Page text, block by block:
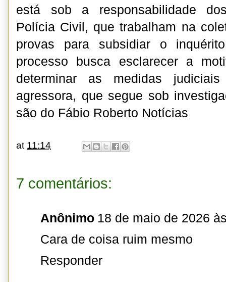
está sob a responsabilidade
Polícia Civil, que trabalham na
provas para subsidiar o
processo busca esclarecer a
determinar as medidas
agressora, que segue sob
são do Fábio Roberto Notícias
at 11:14
7 comentários:
Anônimo 18 de maio de 2026
Cara de coisa ruim mesmo
Responder